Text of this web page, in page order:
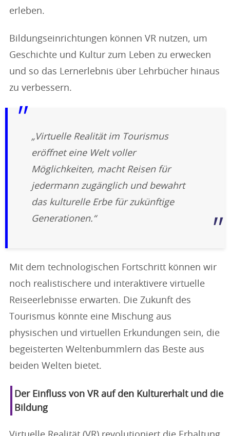
erleben.
Bildungseinrichtungen können VR nutzen, um
Geschichte und Kultur zum Leben zu erwecken
und so das Lernerlebnis über Lehrbücher hinaus
zu verbessern.
„Virtuelle Realität im Tourismus
eröffnet eine Welt voller
Möglichkeiten, macht Reisen für
jedermann zugänglich und bewahrt
das kulturelle Erbe für zukünftige
Generationen.“
Mit dem technologischen Fortschritt können wir
noch realistischere und interaktivere virtuelle
Reiseerlebnisse erwarten. Die Zukunft des
Tourismus könnte eine Mischung aus
physischen und virtuellen Erkundungen sein, die
begeisterten Weltenbummlern das Beste aus
beiden Welten bietet.
Der Einfluss von VR auf den Kulturerhalt und die
Bildung